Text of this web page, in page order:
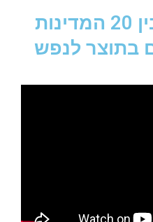
חגיגה: ישראל בין 20 המדינות
בתוצר לנפש